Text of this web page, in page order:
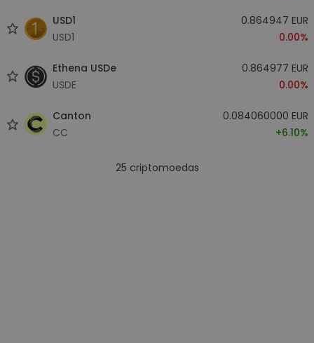
USD1
USD1
0.864947 EUR
0.00%
Ethena USDe
USDE
0.864977 EUR
0.00%
Canton
CC
0.084060000 EUR
+6.10%
25 criptomoedas